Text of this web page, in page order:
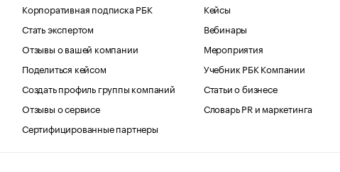
Корпоративная подписка РБК
Стать экспертом
Отзывы о вашей компании
Поделиться кейсом
Создать профиль группы компаний
Отзывы о сервисе
Сертифицированные партнеры
Кейсы
Вебинары
Мероприятия
Учебник РБК Компании
Статьи о бизнесе
Словарь PR и маркетинга